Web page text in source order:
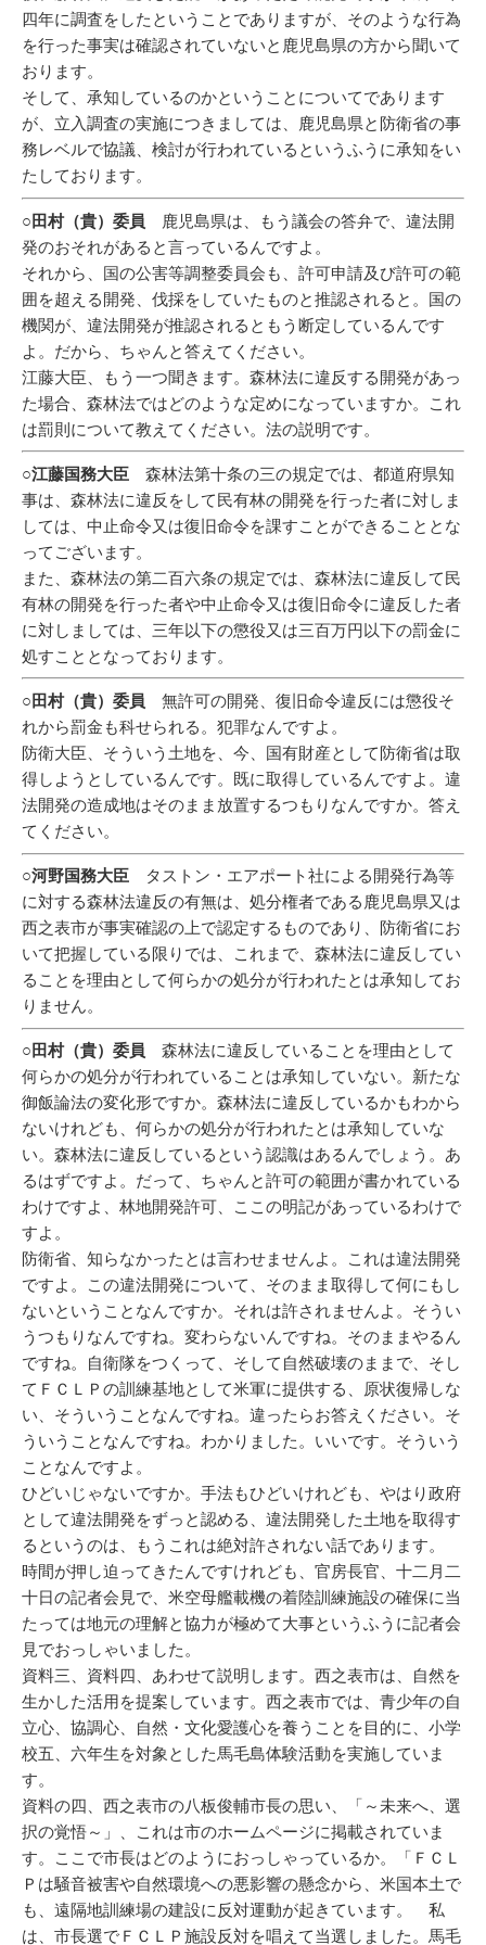
四年に調査をしたということでありますが、そのような行為
を行った事実は確認されていないと鹿児島県の方から聞いて
おります。
そして、承知しているのかということについてであります
が、立入調査の実施につきましては、鹿児島県と防衛省の事
務レベルで協議、検討が行われているというふうに承知をい
たしております。
○田村（貴）委員 鹿児島県は、もう議会の答弁で、違法開
発のおそれがあると言っているんですよ。
それから、国の公害等調整委員会も、許可申請及び許可の範
囲を超える開発、伐採をしていたものと推認されると。国の
機関が、違法開発が推認されるともう断定しているんです
よ。だから、ちゃんと答えてください。
江藤大臣、もう一つ聞きます。森林法に違反する開発があっ
た場合、森林法ではどのような定めになっていますか。これ
は罰則について教えてください。法の説明です。
○江藤国務大臣 森林法第十条の三の規定では、都道府県知
事は、森林法に違反をして民有林の開発を行った者に対しま
しては、中止命令又は復旧命令を課すことができることとな
ってございます。
また、森林法の第二百六条の規定では、森林法に違反して民
有林の開発を行った者や中止命令又は復旧命令に違反した者
に対しましては、三年以下の懲役又は三百万円以下の罰金に
処すこととなっております。
○田村（貴）委員 無許可の開発、復旧命令違反には懲役そ
れから罰金も科せられる。犯罪なんですよ。
防衛大臣、そういう土地を、今、国有財産として防衛省は取
得しようとしているんです。既に取得しているんですよ。違
法開発の造成地はそのまま放置するつもりなんですか。答え
てください。
○河野国務大臣 タストン・エアポート社による開発行為等
に対する森林法違反の有無は、処分権者である鹿児島県又は
西之表市が事実確認の上で認定するものであり、防衛省にお
いて把握している限りでは、これまで、森林法に違反してい
ることを理由として何らかの処分が行われたとは承知してお
りません。
○田村（貴）委員 森林法に違反していることを理由として
何らかの処分が行われていることは承知していない。新たな
御飯論法の変化形ですか。森林法に違反しているかもわから
ないけれども、何らかの処分が行われたとは承知していな
い。森林法に違反しているという認識はあるんでしょう。あ
るはずですよ。だって、ちゃんと許可の範囲が書かれている
わけですよ、林地開発許可、ここの明記があっているわけで
すよ。
防衛省、知らなかったとは言わせませんよ。これは違法開発
ですよ。この違法開発について、そのまま取得して何にもし
ないということなんですか。それは許されませんよ。そうい
うつもりなんですね。変わらないんですね。そのままやるん
ですね。自衛隊をつくって、そして自然破壊のままで、そし
てＦＣＬＰの訓練基地として米軍に提供する、原状復帰しな
い、そういうことなんですね。違ったらお答えください。そ
ういうことなんですね。わかりました。いいです。そういう
ことなんですよ。
ひどいじゃないですか。手法もひどいけれども、やはり政府
として違法開発をずっと認める、違法開発した土地を取得す
るというのは、もうこれは絶対許されない話であります。
時間が押し迫ってきたんですけれども、官房長官、十二月二
十日の記者会見で、米空母艦載機の着陸訓練施設の確保に当
たっては地元の理解と協力が極めて大事というふうに記者会
見でおっしゃいました。
資料三、資料四、あわせて説明します。西之表市は、自然を
生かした活用を提案しています。西之表市では、青少年の自
立心、協調心、自然・文化愛護心を養うことを目的に、小学
校五、六年生を対象とした馬毛島体験活動を実施していま
す。
資料の四、西之表市の八板俊輔市長の思い、「～未来へ、選
択の覚悟～」、これは市のホームページに掲載されていま
す。ここで市長はどのようにおっしゃっているか。「ＦＣＬ
Ｐは騒音被害や自然環境への悪影響の懸念から、米国本土で
も、遠隔地訓練場の建設に反対運動が起きています。 私
は、市長選でＦＣＬＰ施設反対を唱えて当選しました。馬毛